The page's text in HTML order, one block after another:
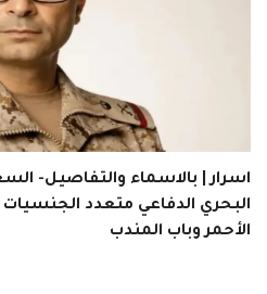
اسرار | بالاسماء والتفاصيل-
البحري الدفاعي متعدد الجنسيات
الأحمر وباب المندب